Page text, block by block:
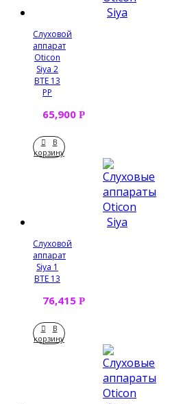
Слуховой
аппарат
Oticon
Siya 2
BTE 13
PP
65,900 Р
В
корзину
Слуховой
аппарат
Siya 1
BTE 13
76,415 Р
В
корзину